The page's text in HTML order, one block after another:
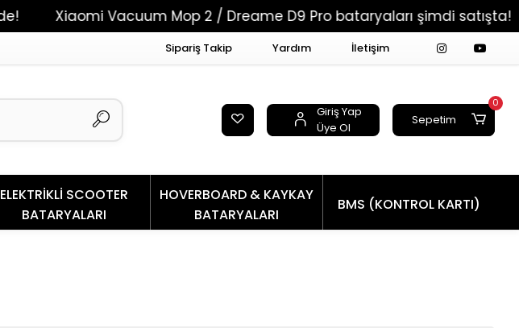
Xiaomi Vacuum Mop 2 / Dreame D9 Pro bataryaları şimdi satışta!
Sipariş Takip Yardım İletişim
Giriş Yap
Üye Ol
Sepetim
0
ELEKTRİKLİ SCOOTER
BATARYALARI
HOVERBOARD & KAYKAY
BATARYALARI
BMS (KONTROL KARTI)